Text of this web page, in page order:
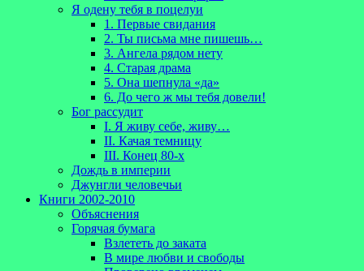
Я одену тебя в поцелуи
1. Первые свидания
2. Ты письма мне пишешь…
3. Ангела рядом нету
4. Старая драма
5. Она шепнула «да»
6. До чего ж мы тебя довели!
Бог рассудит
I. Я живу себе, живу…
II. Качая темницу
III. Конец 80-х
Дождь в империи
Джунгли человечьи
Книги 2002-2010
Объяснения
Горячая бумага
Взлететь до заката
В мире любви и свободы